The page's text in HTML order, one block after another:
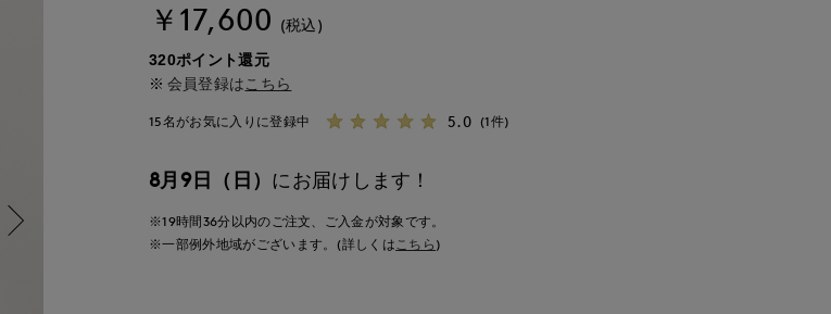
￥17,600 (税込)
320ポイント還元
会員登録は こちら
15名がお気に入りに登録中 5.0 (1件)
8月9日（日） にお届けします！
※19時間36分以内のご注文、ご入金が対象です。
※一部例外地域がございます。(詳しくはこちら )